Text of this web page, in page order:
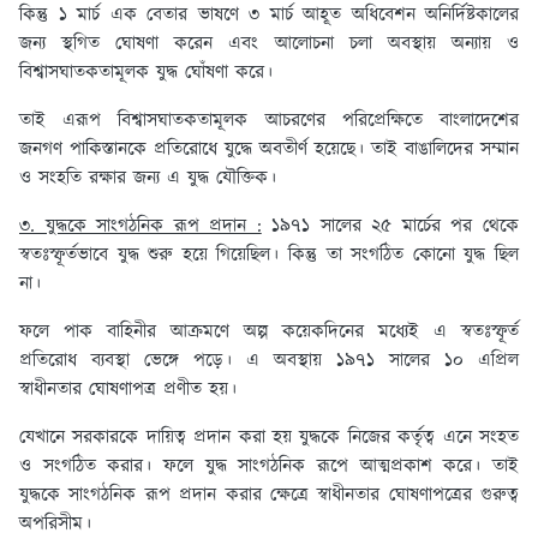
কিন্তু ১ মার্চ এক বেতার ভাষণে ৩ মার্চ আহূত অধিবেশন অনির্দিষ্টকালের
জন্য স্থগিত ঘোষণা করেন এবং আলোচনা চলা অবস্থায় অন্যায় ও
বিশ্বাসঘাতকতামূলক যুদ্ধ ঘোঁষণা করে।
তাই এরূপ বিশ্বাসঘাতকতামূলক আচরণের পরিপ্রেক্ষিতে বাংলাদেশের
জনগণ পাকিস্তানকে প্রতিরোধে যুদ্ধে অবতীর্ণ হয়েছে। তাই বাঙালিদের সম্মান
ও সংহতি রক্ষার জন্য এ যুদ্ধ যৌক্তিক।
৩. যুদ্ধকে সাংগঠনিক রূপ প্রদান :১৯৭১ সালের ২৫ মার্চের পর থেকে
স্বতঃস্ফূর্তভাবে যুদ্ধ শুরু হয়ে গিয়েছিল। কিন্তু তা সংগঠিত কোনো যুদ্ধ ছিল
না।
ফলে পাক বাহিনীর আক্রমণে অল্প কয়েকদিনের মধ্যেই এ স্বতঃস্ফূর্ত
প্রতিরোধ ব্যবস্থা ভেঙ্গে পড়ে। এ অবস্থায় ১৯৭১ সালের ১০ এপ্রিল
স্বাধীনতার ঘোষণাপত্র প্রণীত হয়।
যেখানে সরকারকে দায়িত্ব প্রদান করা হয় যুদ্ধকে নিজের কর্তৃত্ব এনে সংহত
ও সংগঠিত করার। ফলে যুদ্ধ সাংগঠনিক রূপে আত্মপ্রকাশ করে। তাই
যুদ্ধকে সাংগঠনিক রূপ প্রদান করার ক্ষেত্রে স্বাধীনতার ঘোষণাপত্রের গুরুত্ব
অপরিসীম।